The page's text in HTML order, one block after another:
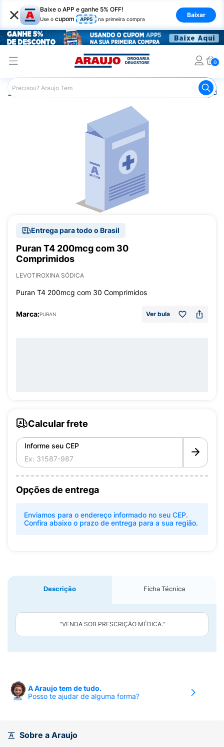
× Baixe o APP e ganhe 5% OFF!
Use o cupom APP5 na primeira compra
Baixar
0
Araujo Medicamentos
Entrega para todo o Brasil
Puran T4 200mcg com 30
Comprimidos
LEVOTIROXINA SÓDICA
Puran T4 200mcg com 30 Comprimidos
Marca:PURAN Ver bula
Calcular frete
Informe seu CEP
Opções de entrega
Enviamos para o endereço informado no seu CEP.
Confira abaixo o prazo de entrega para a sua região.
Descrição Ficha Técnica
"VENDA SOB PRESCRIÇÃO MÉDICA."
A Araujo tem de tudo.
Posso te ajudar de alguma forma?
Sobre a Araujo